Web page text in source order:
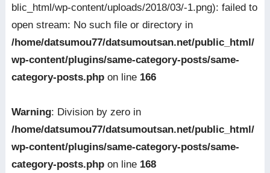
blic_html/wp-content/uploads/2018/03/-1.png): failed to
open stream: No such file or directory in
/home/datsumou77/datsumoutsan.net/public_html/
wp-content/plugins/same-category-posts/same-
category-posts.phpon line 166
Warning: Division by zero in
/home/datsumou77/datsumoutsan.net/public_html/
wp-content/plugins/same-category-posts/same-
category-posts.phpon line 168